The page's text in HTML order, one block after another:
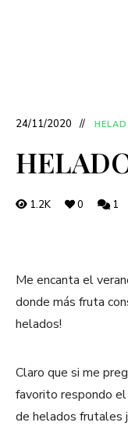
24/11/2020
1.2K 0 1
Me encanta el
donde más fruta
helados!
Claro que si me
favorito respondo
de helados frutales